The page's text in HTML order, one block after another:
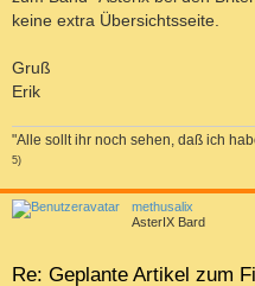
keine extra Übersichtsseite.
Gruß
Erik
"Alle sollt ihr noch sehen, daß ich
5)
methusalix
AsterIX Bard
Re: Geplante Artikel zum